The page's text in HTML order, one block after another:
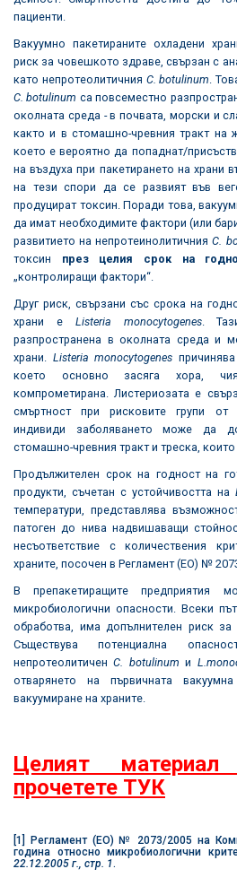
пациенти.
Вакуумно пакетираните охладени
риск за човешкото здраве, свързан с
като непротеолитичния C. botulinum .
C. botulinum са повсеместно
околната среда - в почвата, морски и
както и в стомашно-чревния тракт на
което е вероятно да попаднат/
на въздуха при пакетирането на храни
на тези спори да се развият във
продуцират токсин. Поради това,
да имат необходимите фактори (или
развитието на непротеинолитичнияC.
токсин през целия срок на
„контролиращи фактори“.
Друг риск, свързани със срока на
храни е Listeria monocytogenes.
разпространена в околната среда и
храни. Listeria monocytogenes
което основно засяга хора,
компрометирана. Листериозата е
смъртност при рисковите групи от
индивиди заболяването може да
стомашно-чревния тракт и треска,
Продължителен срок на годност на
продукти, съчетан с устойчивостта на
температури, представлява
патоген до нива надвишаващи
несъответствие с количествения
храните, посочен в Регламент (ЕО) №
В препакетиращите предприятия
микробиологични опасности. Всеки
обработва, има допълнителен риск за
Съществува потенциална
непротеолитиченC. botulinum и
отварянето на първичната
вакуумиране на храните.
Целият
прочетете ТУК
[1] Регламент (ЕО) № 2073/2005 на
година относно микробиологични
22.12.2005 г., стp. 1.